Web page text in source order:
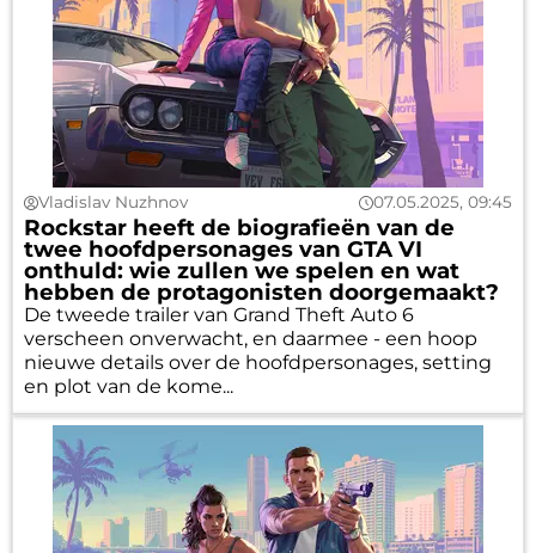
Vladislav Nuzhnov 07.05.2025, 09:45
Rockstar heeft de biografieën van de
twee hoofdpersonages van GTA VI
onthuld: wie zullen we spelen en wat
hebben de protagonisten doorgemaakt?
De tweede trailer van Grand Theft Auto 6
verscheen onverwacht, en daarmee - een hoop
nieuwe details over de hoofdpersonages, setting
en plot van de kome...